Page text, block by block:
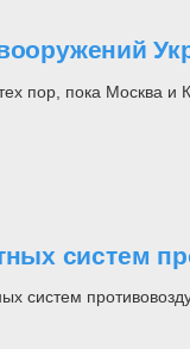
пор, пока Москва и
систем
систем